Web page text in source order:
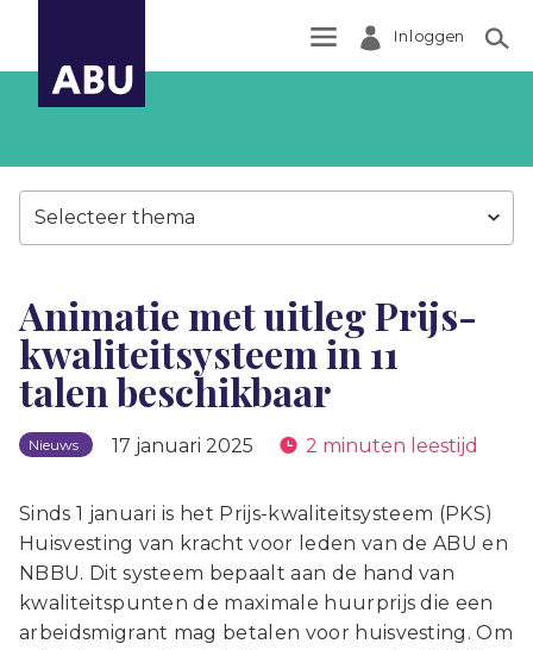
Inloggen
Selecteer thema
Animatie met uitleg Prijs-
kwaliteitsysteem in 11
talen beschikbaar
Nieuws 17 januari 2025 2 minuten leestijd
Sinds 1 januari is het Prijs-kwaliteitsysteem (PKS)
Huisvesting van kracht voor leden van de ABU en
NBBU. Dit systeem bepaalt aan de hand van
kwaliteitspunten de maximale huurprijs die een
arbeidsmigrant mag betalen voor huisvesting. Om